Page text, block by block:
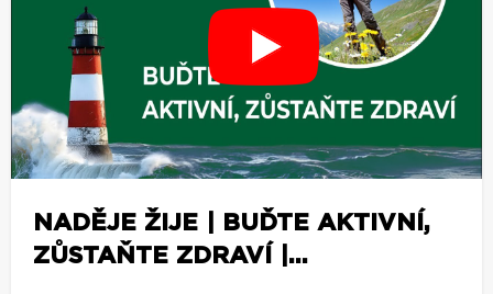
NADĚJE ŽIJE | BUĎTE AKTIVNÍ,
ZŮSTAŇTE ZDRAVÍ |...